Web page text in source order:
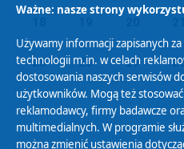
25 26 27
Ważne: nasze strony
Używamy informacji zapisanych
technologii m.in. w celach
dostosowania naszych serwisów
użytkowników. Mogą też
reklamodawcy, firmy badawcze
multimedialnych. W programie
można zmienić ustawienia